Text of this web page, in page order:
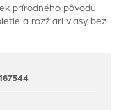
prírodného pôvodu
a rozžiari vlasy bez